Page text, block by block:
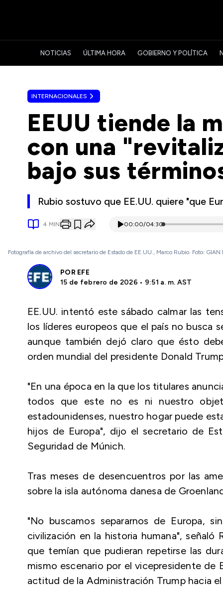
NOTICIAS ÚLTIMA HORA GOBIERNO Y POLÍTICA
INTERNACIONALES
EEUU tiende la
con una
bajo sus
Rubio sostuvo que EE.UU. quiere "que
4 MIN 00:00/04:30
Fotografía de archivo del secretario de Estado de EE.UU., Marco Rubio. Foto: GIAN
POR EFE
15 de febrero de 2026 • 9:51 a. m. AST
EE.UU. intentó este sábado calmar las
los líderes europeos que el país no busca
aunque también dejó claro que ésto
orden mundial del presidente Donald
"En una época en la que los titulares
todos que este no es ni nuestro
estadounidenses, nuestro hogar puede
hijos de Europa", dijo el secretario de
Seguridad de Múnich.
Tras meses de desencuentros por las
sobre la isla autónoma danesa de
"No buscamos separarnos de Europa,
civilización en la historia humana", señaló
que temían que pudieran repetirse las
mismo escenario por el vicepresidente de
actitud de la Administración Trump hacia